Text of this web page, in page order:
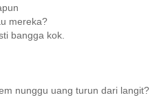
mereka?
bangga kok.
nunggu uang turun dari langit?